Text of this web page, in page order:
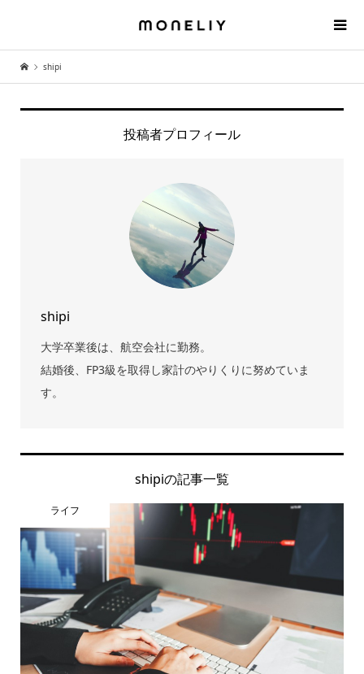
shipi
投稿者プロフィール
shipi
大学卒業後は、航空会社に勤務。
結婚後、FP3級を取得し家計のやりくりに努めていま
す。
shipiの記事一覧
ライフ